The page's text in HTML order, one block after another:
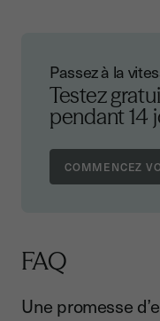
Passez à la
Testez
pendant 14
FAQ
Une promesse